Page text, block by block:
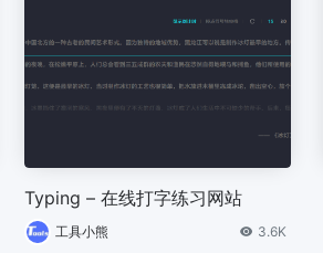
Typing – 在线打字练习网站
工具小熊 3.6K